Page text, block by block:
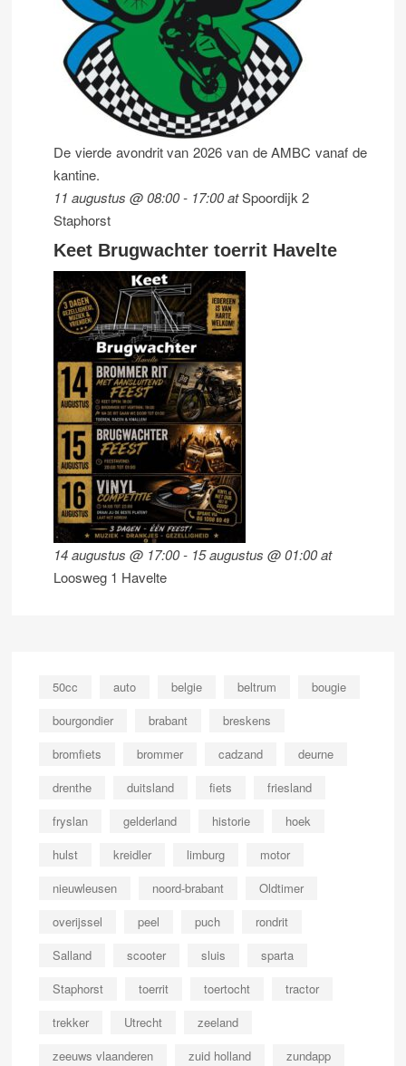
De vierde avondrit van 2026 van de AMBC vanaf de
kantine.
11 augustus @ 08:00- 17:00atSpoordijk 2
Staphorst
Keet Brugwachter toerrit Havelte
14 augustus @ 17:00- 15 augustus @ 01:00at
Loosweg 1 Havelte
50cc auto belgie beltrum
bougie
bourgondier
brabant
breskens
bromfiets
brommer cadzand
deurne
drenthe
duitsland fiets
friesland
fryslan
gelderland historie
hoek
hulst
kreidler limburg
motor
nieuwleusen
noord-brabant
Oldtimer
overijssel
peel puch
rondrit
Salland
scooter sluis
sparta
Staphorst
toerrit toertocht
tractor
trekker
Utrecht
zeeland
zeeuws vlaanderen
zuid holland zundapp